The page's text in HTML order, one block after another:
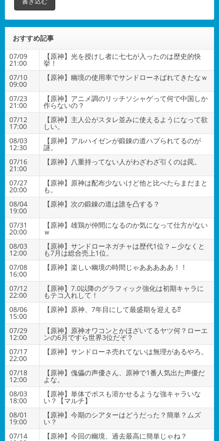
おすすめ記事
07/09
21:00
【原神】光を授けし者に七七が入ったのは歴史的快
挙！
07/10
09:00
【原神】幽境の使用率でサンドローネばれてきたなｗ
07/23
21:00
【原神】アニメ調のリッチソシャゲって何で中国しか
作らないの？
07/12
17:00
【原神】主人公がスタレ並みに使えるようになって欲
しい。
08/03
12:30
【原神】アルハイゼンが鍛錬の道ハブられてるのが
謎。
07/16
21:00
【原神】八重持ってない人がわざわざ引くのは罠。
07/27
20:00
【原神】原神は配布少ないけど他と比べたらまだまと
も。
08/04
19:00
【原神】次の鍛錬の道は誰を凸する？
07/31
20:00
【原神】雄鶏が仲間になるのか気になって仕方がない
ｗ
08/03
12:00
【原神】サンドローネガチャは歴代1位？←少なくと
も7月は総合売上1位。
07/08
16:00
【原神】楽しい幽境の時間じゃあああああ！！
07/12
22:00
【原神】7.0以降のグラフィック強化は初期キャラに
もテコ入れして！
08/06
15:00
【原神】原神、7年目にして最盛期を迎える⁉
07/29
12:00
【原神】原神オワコンとかほざいてるヤツ何？ローエ
ンの6月ですら世界3位だぞ？
07/17
22:00
【原神】サンドローネ売れてないは無理があるやろ。
07/18
12:00
【原神】傀儡の声優さん、原神で1番人気出た声優だ
よな。
08/03
18:00
【原神】単体でボスも溶かせるような強キャラいな
い？【マルチ】
08/01
19:00
【原神】今期のシアターはどうだった？簡単？ムズ
い？
07/14
【原神】今回の幽境、過去最高に簡単じゃね？